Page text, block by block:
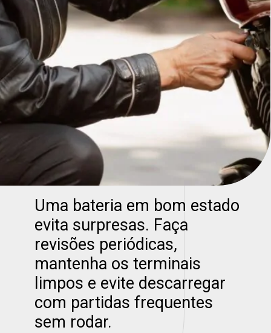
Uma bateria em bom estado
evita surpresas. Faça
revisões periódicas,
mantenha os terminais
limpos e evite descarregar
com partidas frequentes
sem rodar.